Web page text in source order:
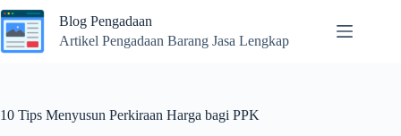
Skip
to
content
Blog Pengadaan
Artikel Pengadaan Barang Jasa Lengkap
10 Tips Menyusun Perkiraan Harga bagi PPK